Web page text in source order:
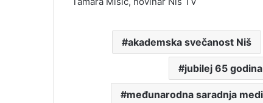
akademska svečanost Niš
jubilej 65 godina
međunarodna saradnja